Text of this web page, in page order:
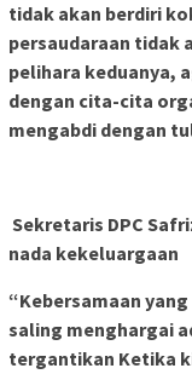
tidak akan berdiri
persaudaraan tidak
pelihara keduanya,
dengan cita-cita
mengabdi dengan
Sekretaris DPC
nada kekeluargaan
“Kebersamaan
saling menghargai
tergantikan Ketika